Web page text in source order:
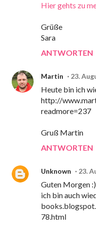
Hier gehts zu
Grüße
Sara
ANTWORTEN
Martin 23.
Heute bin ich
http://
readmore=237
Gruß Martin
ANTWORTEN
Unknown 23.
Guten Morgen
ich bin auch
78.html